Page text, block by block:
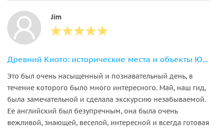
Jim
Древний Киото: исторические места и объекты ЮНЕСКО (обед включен)
Это был очень насыщенный и познавательный день, в
течение которого было много интересного. Май, наш гид,
была замечательной и сделала экскурсию незабываемой.
Ее английский был безупречным, она была очень
вежливой, знающей, веселой, интересной и всегда готовая